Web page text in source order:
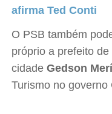
afirma Ted Conti
O PSB também
próprio a prefeito
cidadeGedson
Turismo no governo